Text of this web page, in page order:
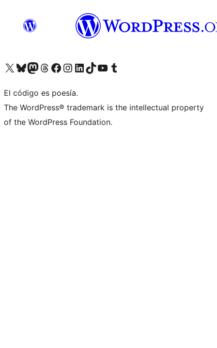
Visita nuestra cuenta de X (anteriormente Twitter)
Visita nuestra cuenta de Bluesky
Visita nuestra cuenta de Mastodon
Visita nuestra cuenta de Threads
Visita nuestra página de Facebook
Visita nuestra cuenta de Instagram
Visita nuestra cuenta de LinkedIn
Visita nuestra cuenta de TikTok
Visita nuestro canal de YouTube
Visita nuestra cuenta de Tumblr
El código es poesía.
The WordPress® trademark is the intellectual property
of the WordPress Foundation.